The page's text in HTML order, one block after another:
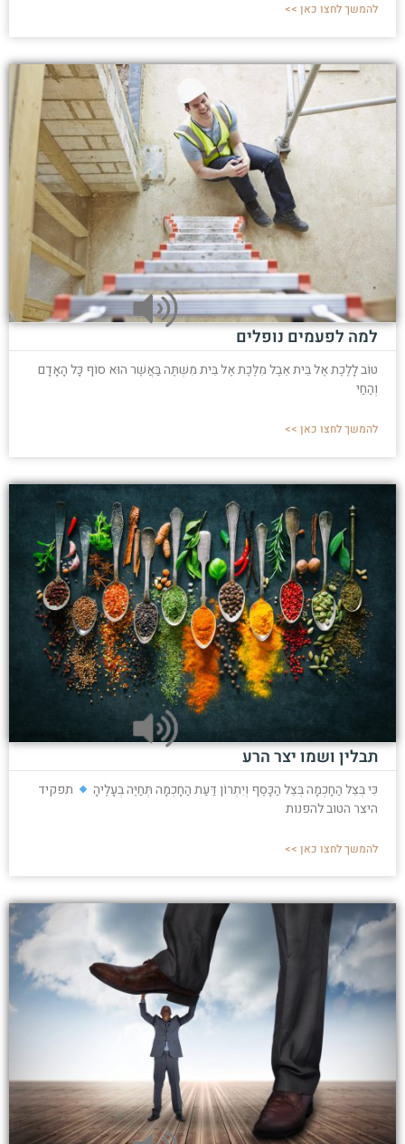
להמשך לחצו כאן >>
למה לפעמים נופלים
טוֹב לָלֶכֶת אֶל בֵּית אֵבֶל מִלֶּכֶת אֶל בֵּית מִשְׁתֶּה בַּאֲשֶׁר הוּא סוֹף כָּל הָאָדָם
וְהַחַי
להמשך לחצו כאן >>
תבלין ושמו יצר הרע
כִּי בְּצֵל הַחָכְמָה בְּצֵל הַכָּסֶף וְיִתְרוֹן דַּעַת הַחָכְמָה תְּחַיֶּה בְעָלֶיהָ
תפקיד
היצר הטוב להפנות
להמשך לחצו כאן >>